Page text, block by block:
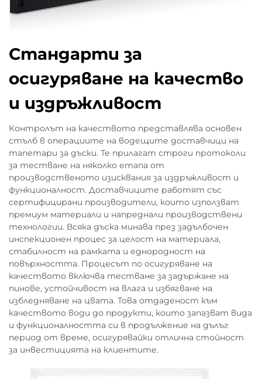
Стандарти за
осигуряване на качество
и издръжливост
Контролът на качеството представлява основен
стълб в операциите на водещите доставчици на
тапетари за дъски. Те прилагат строги протоколи
за тестване на няколко етапа от
производственото изисквания за издръжливост и
функционалност. Доставчиците работят със
сертифицирани производители, които използват
премиум материали и напреднали производствени
технологии. Всяка дъска минава през задълбочен
инспекционен процес за целост на материала,
стабилност на рамката и еднородност на
повърхността. Процесът по осигуряване на
качеството включва тестване за задържане на
пинове, устойчивост на влага и избягване на
избледняване на цвата. Това отдаденост към
качеството води до продукти, които запазват вида
и функционалността си в продължение на дълъг
период от време, осигурявайки отлична стойност
за инвестицията на клиентите.